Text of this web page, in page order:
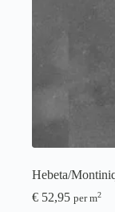
Hebeta/
€ 52,95 per m2